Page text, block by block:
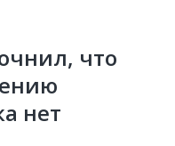
что
нет